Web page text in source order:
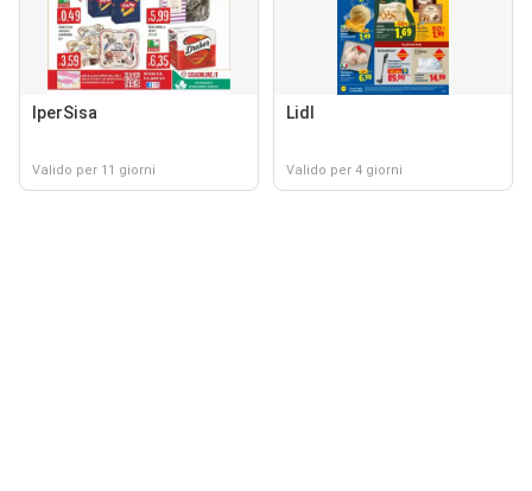
IperSisa
Valido per 11 giorni
Lidl
Valido per 4 giorni